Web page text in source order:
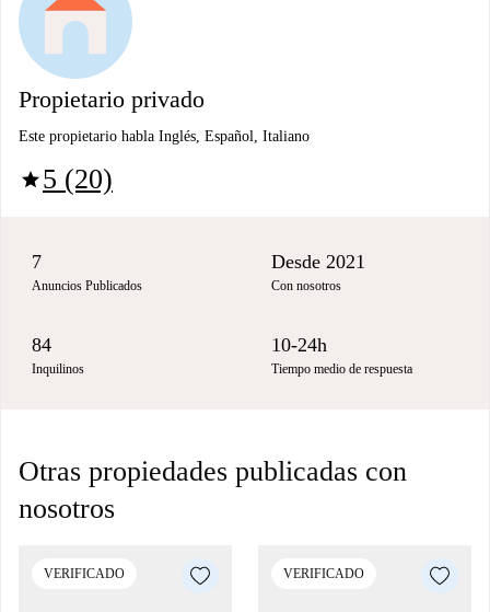
Propietario privado
Este propietario habla Inglés, Español, Italiano
star5 (20)
7
Anuncios Publicados
Desde 2021
Con nosotros
84
Inquilinos
10-24h
Tiempo medio de respuesta
Otras propiedades publicadas con
nosotros
VERIFICADO VERIFICADO